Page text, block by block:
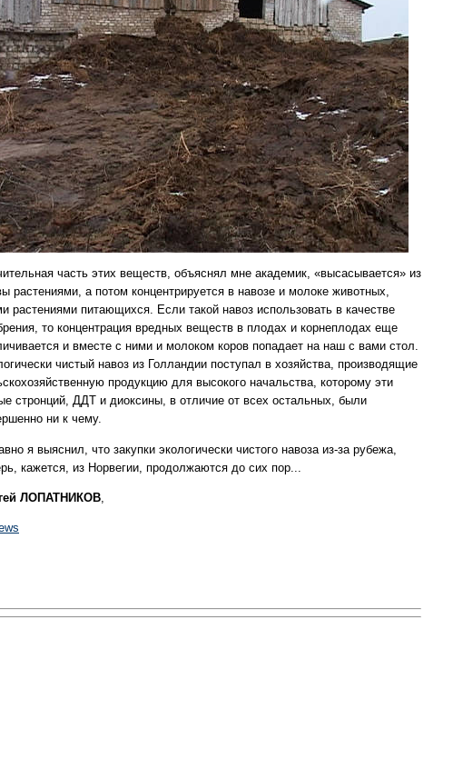
часть этих веществ, объяснял мне академик, «высасывается» из
растениями, а потом концентрируется в навозе и молоке животных,
растениями питающихся. Если такой навоз использовать в качестве
то концентрация вредных веществ в плодах и корнеплодах еще
и вместе с ними и молоком коров попадает на наш с вами стол.
чистый навоз из Голландии поступал в хозяйства, производящие
продукцию для высокого начальства, которому эти
стронций, ДДТ и диоксины, в отличие от всех остальных, были
ни к чему.
я выяснил, что закупки экологически чистого навоза из-за рубежа,
кажется, из Норвегии, продолжаются до сих пор...
ЛОПАТНИКОВ